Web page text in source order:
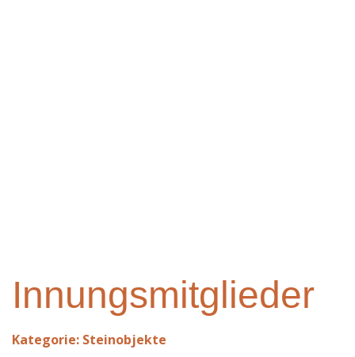
Innungsmitglieder
Kategorie: Steinobjekte